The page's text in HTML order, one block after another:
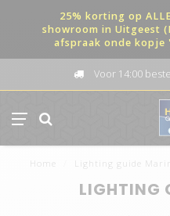
25% korting op
showroom in Uitgeest
afspraak onde
Voor 14:00
Home Lighting guide
LIGHTING